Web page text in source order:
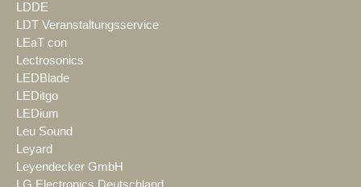
LDDE
LDT Veranstaltungsservice
LEaT con
Lectrosonics
LEDBlade
LEDitgo
LEDium
Leu Sound
Leyard
Leyendecker GmbH